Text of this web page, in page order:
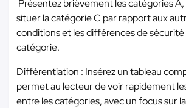
Présentez brièvement les catégories
situer la catégorie C par rapport aux
conditions et les différences de
catégorie.
Différentiation : Insérez un tableau
permet au lecteur de voir rapidement
entre les catégories, avec un focus sur